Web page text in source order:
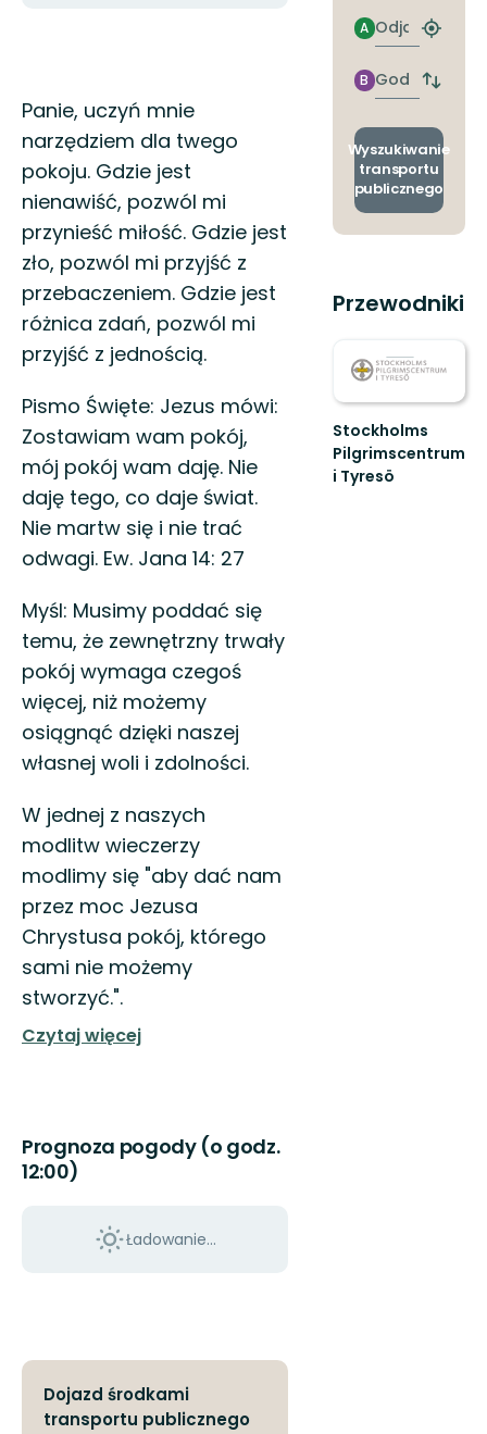
Opis
Panie, uczyń mnie
narzędziem dla twego
pokoju. Gdzie jest
nienawiść, pozwól mi
przynieść miłość. Gdzie jest
zło, pozwól mi przyjść z
przebaczeniem. Gdzie jest
różnica zdań, pozwól mi
przyjść z jednością.
Pismo Święte: Jezus mówi:
Zostawiam wam pokój,
mój pokój wam daję. Nie
daję tego, co daje świat.
Nie martw się i nie trać
odwagi. Ew. Jana 14: 27
Myśl: Musimy poddać się
temu, że zewnętrzny trwały
pokój wymaga czegoś
więcej, niż możemy
osiągnąć dzięki naszej
własnej woli i zdolności.
W jednej z naszych
modlitw wieczerzy
modlimy się "aby dać nam
przez moc Jezusa
Chrystusa pokój, którego
sami nie możemy
stworzyć.".
Czytaj więcej
Prognoza pogody (o godz.
12:00)
Ładowanie...
Dojazd środkami
transportu publicznego
Odjazd
A
Znajdź
Godzinie
przyjazdu
B
Zmiana
i
Wyszukiwanie
transportu
publicznego
Przewodniki
Stockholms
Pilgrimscentrum
i Tyresö